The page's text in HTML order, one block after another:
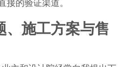
、施工方案与售